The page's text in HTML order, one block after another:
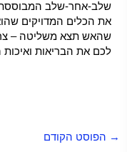
שלב-אחר-שלב המבוססת
את הכלים המדויקים
שהאש תצא משליטה – צרו
לכם את הבריאות
→ הפוסט הקודם